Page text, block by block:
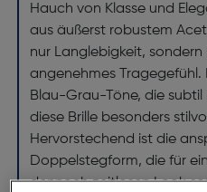
Hauch von Klasse und
aus äußerst robustem
nur Langlebigkeit,
angenehmes Tragegefühl.
Blau-Grau-Töne, die
diese Brille besonders
Hervorstechend ist die
Doppelstegform, die für
dennoch zeitlosen Look